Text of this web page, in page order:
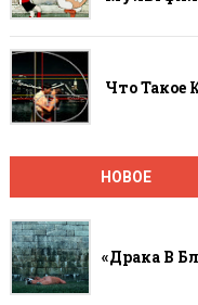
Что Такое
НОВОЕ
«Драка В